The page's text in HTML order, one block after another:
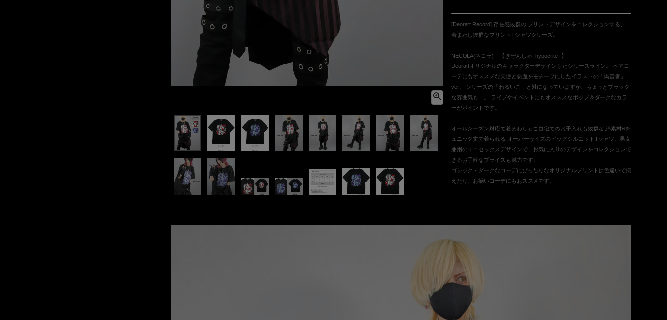
[Deorart Record] 存在感抜群の プリントデザインをコレクションする、
着まわし抜群なプリントTシャツシリーズ。
NECOLA(ネコラ) 【ぎぜんしゃ- hypocrite -】
Deorartオリジナルのキャラクターデザインしたシリーズライン。 ペアコ
ーデにもオススメな天使と悪魔をモチーフにしたイラストの「偽善者」
ver。 シリーズの「わるいこ」と対になっていますが、ちょっとブラック
な雰囲気も…。 ライブやイベントにもオススメなポップ＆ダークなカラ
ーがポイントです。
オールシーズン対応で着まわしもご自宅でのお手入れも抜群な 綿素材&チ
ュニック丈で着られる オーバーサイズのビッグシルエットTシャツ。男女
兼用のユニセックスデザインで、お気に入りのデザインをコレクションで
きるお手軽なプライスも魅力です。
ゴシック・ダークなコーデにぴったりなオリジナルプリントは色違いで揃
えたり、お揃いコーデにもおススメです。